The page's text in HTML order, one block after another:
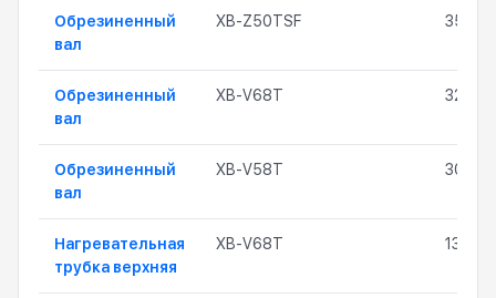
Обрезиненный
вал
XB-Z50TSF 35
Обрезиненный
вал
XB-V68T 32
Обрезиненный
вал
XB-V58T 30 171
Нагревательная
трубка верхняя
XB-V68T 13